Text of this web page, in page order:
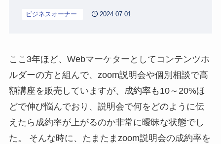
ビジネスオーナー 2024.07.01
ここ3年ほど、Webマーケターとしてコンテンツホ
ルダーの方と組んで、zoom説明会や個別相談で高
額講座を販売していますが、成約率も10～20%ほ
どで伸び悩んでおり、説明会で何をどのように伝
えたら成約率が上がるのか非常に曖昧な状態でし
た。 そんな時に、たまたまzoom説明会の成約率を